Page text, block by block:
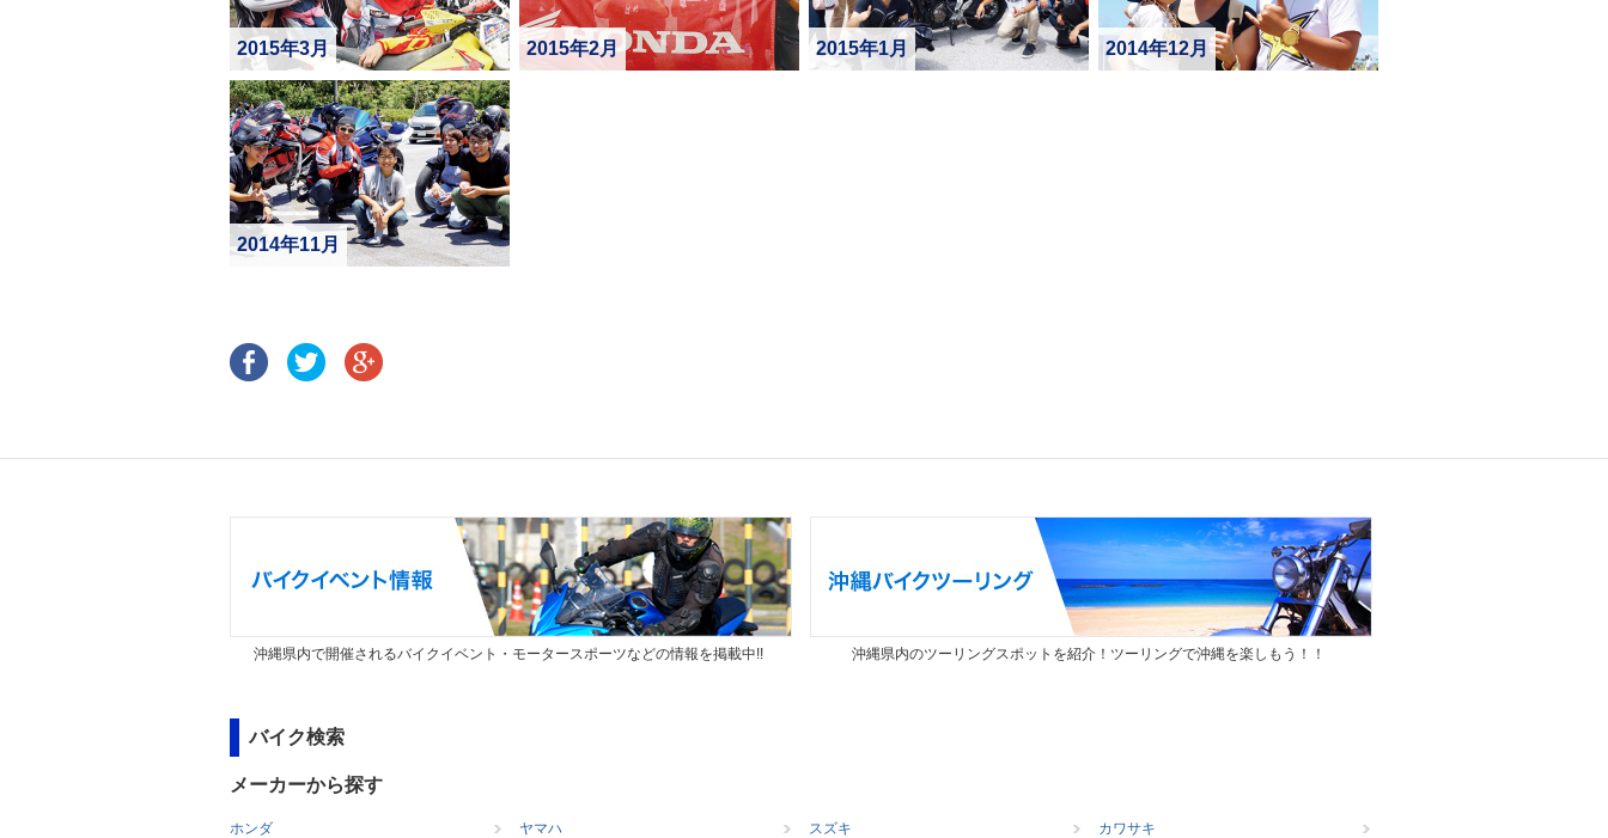
2015年3月 2015年2月 2015年1月 2014年12月
2014年11月
沖縄県内で開催されるバイクイベント・モータースポーツなどの情報を掲載中!! 沖縄県内のツーリングスポットを紹介！ツーリングで沖縄を楽しもう！！
バイク検索
メーカーから探す
ホンダ ヤマハ スズキ カワサキ